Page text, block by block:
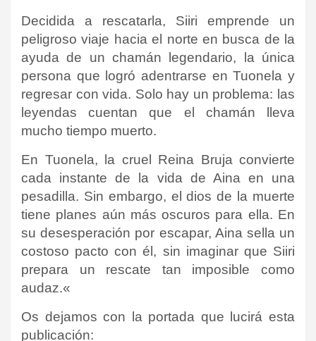
Decidida a rescatarla, Siiri emprende un
peligroso viaje hacia el norte en busca de la
ayuda de un chamán legendario, la única
persona que logró adentrarse en Tuonela y
regresar con vida. Solo hay un problema: las
leyendas cuentan que el chamán lleva
mucho tiempo muerto.
En Tuonela, la cruel Reina Bruja convierte
cada instante de la vida de Aina en una
pesadilla. Sin embargo, el dios de la muerte
tiene planes aún más oscuros para ella. En
su desesperación por escapar, Aina sella un
costoso pacto con él, sin imaginar que Siiri
prepara un rescate tan imposible como
audaz.«
Os dejamos con la portada que lucirá esta
publicación: